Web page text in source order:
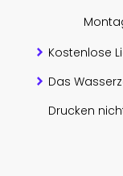
Kostenlose
Das
Drucken